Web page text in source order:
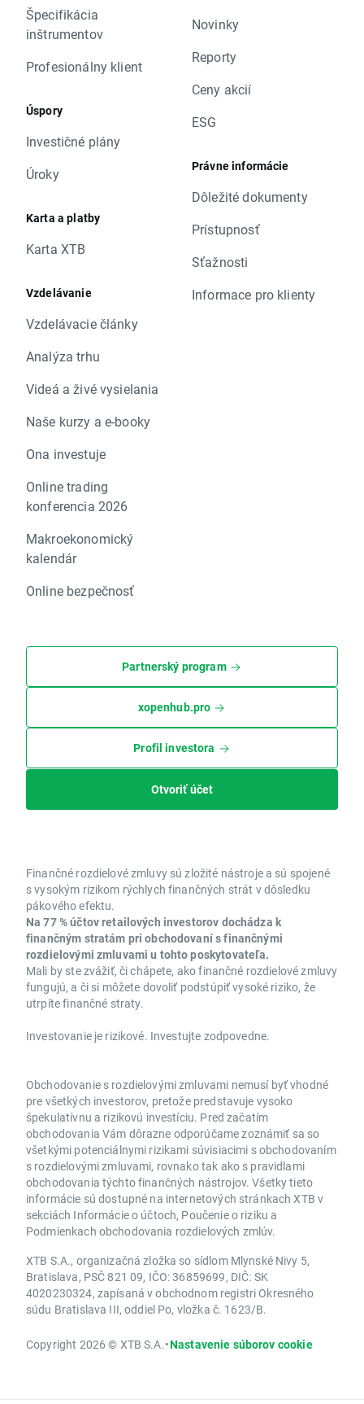
Špecifikácia
inštrumentov
Profesionálny klient
Úspory
Investičné plány
Úroky
Karta a platby
Karta XTB
Vzdelávanie
Vzdelávacie články
Analýza trhu
Videá a živé vysielania
Naše kurzy a e-booky
Ona investuje
Online trading
konferencia 2026
Makroekonomický
kalendár
Online bezpečnosť
Novinky
Reporty
Ceny akcií
ESG
Právne informácie
Dôležité dokumenty
Prístupnosť
Sťažnosti
Informace pro klienty
Partnerský program
xopenhub.pro
Profil investora
Otvoriť účet
Finančné rozdielové zmluvy sú zložité nástroje a sú spojené
s vysokým rizikom rýchlych finančných strát v dôsledku
pákového efektu.
Na 77 % účtov retailových investorov dochádza k
finančným stratám pri obchodovaní s finančnými
rozdielovými zmluvami u tohto poskytovateľa.
Mali by ste zvážiť, či chápete, ako finančné rozdielové zmluvy
fungujú, a či si môžete dovoliť podstúpiť vysoké riziko, že
utrpíte finančné straty.
Investovanie je rizikové. Investujte zodpovedne.
Obchodovanie s rozdielovými zmluvami nemusí byť vhodné
pre všetkých investorov, pretože predstavuje vysoko
špekulatívnu a rizikovú investíciu. Pred začatím
obchodovania Vám dôrazne odporúčame zoznámiť sa so
všetkými potenciálnymi rizikami súvisiacimi s obchodovaním
s rozdielovými zmluvami, rovnako tak ako s pravidlami
obchodovania týchto finančných nástrojov. Všetky tieto
informácie sú dostupné na internetových stránkach XTB v
sekciách Informácie o účtoch, Poučenie o riziku a
Podmienkach obchodovania rozdielových zmlúv.
XTB S.A., organizačná zložka so sídlom Mlynské Nivy 5,
Bratislava, PSČ 821 09, IČO: 36859699, DIČ: SK
4020230324, zapísaná v obchodnom registri Okresného
súdu Bratislava III, oddiel Po, vložka č. 1623/B.
Copyright 2026 © XTB S.A.•Nastavenie súborov cookie